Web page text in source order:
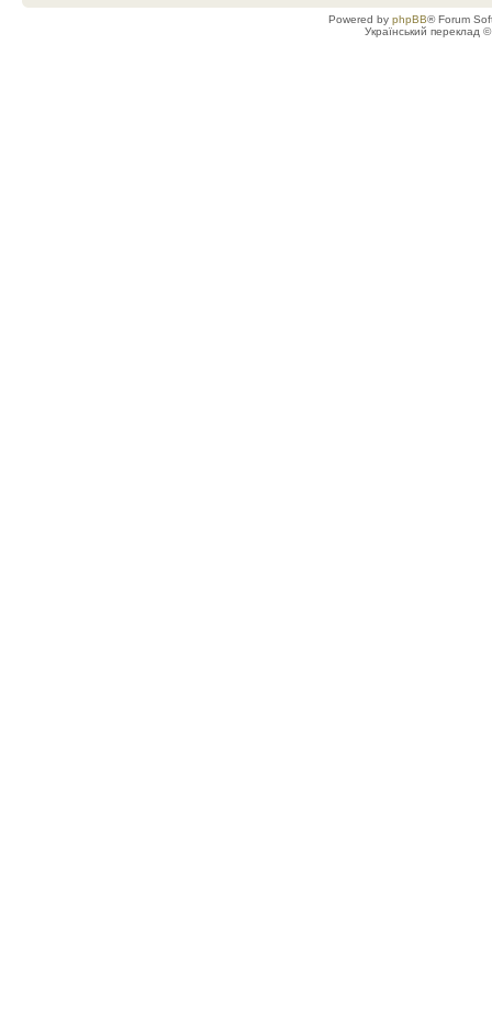
Powered by phpBB® Forum
Український переклад